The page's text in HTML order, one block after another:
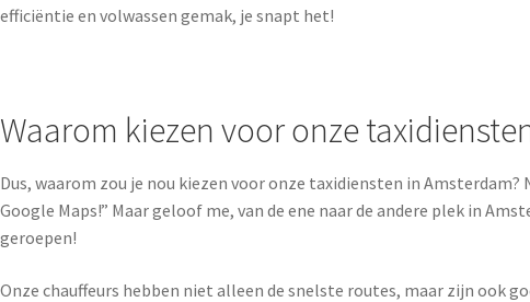
efficiëntie en volwassen gemak, je snapt het!
Waarom kiezen voor onze
Dus, waarom zou je nou kiezen voor onze taxidiensten in
Google Maps!” Maar geloof me, van de ene naar de andere plek in
geroepen!
Onze chauffeurs hebben niet alleen de snelste routes, maar zijn ook